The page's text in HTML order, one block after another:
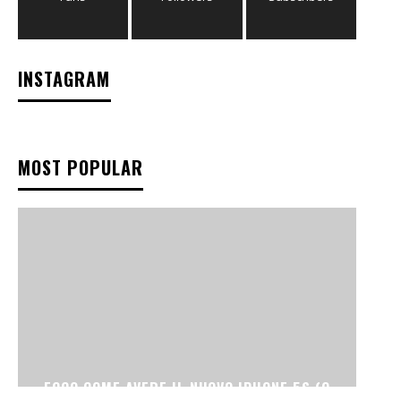
INSTAGRAM
MOST POPULAR
ECCO COME AVERE IL NUOVO IPHONE 5S (O